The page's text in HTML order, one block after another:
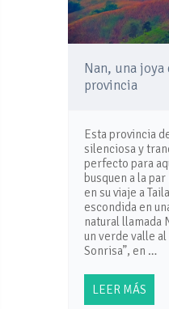
Nan, una joya
provincia
Esta provincia
silenciosa y
perfecto para
busquen a la
en su viaje a
escondida en
natural llamada
un verde valle
Sonrisa”, en …
LEER MÁS